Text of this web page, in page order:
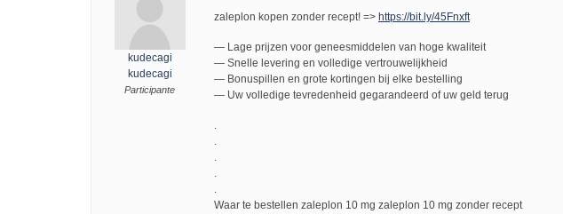
kudecagi
kudecagi
Participante
zaleplon kopen zonder recept! => https://bit.ly/45Fnxft
— Lage prijzen voor geneesmiddelen van hoge kwaliteit
— Snelle levering en volledige vertrouwelijkheid
— Bonuspillen en grote kortingen bij elke bestelling
— Uw volledige tevredenheid gegarandeerd of uw geld terug
.
.
.
.
.
Waar te bestellen zaleplon 10 mg zaleplon 10 mg zonder recept